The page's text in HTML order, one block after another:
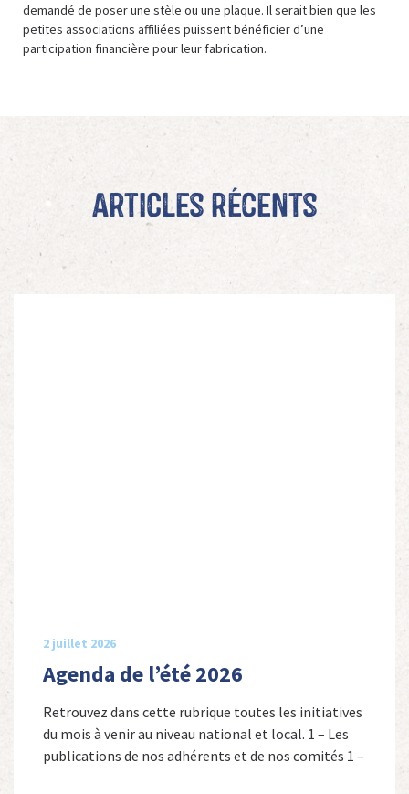
demandé de poser une stèle ou une plaque. Il serait bien que les
petites associations affiliées puissent bénéficier d’une
participation financière pour leur fabrication.
Articles récents
2 juillet 2026
Agenda de l’été 2026
Retrouvez dans cette rubrique toutes les initiatives
du mois à venir au niveau national et local. 1 – Les
publications de nos adhérents et de nos comités 1 –